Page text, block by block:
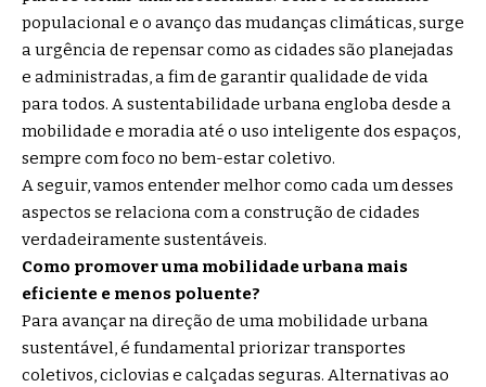
populacional e o avanço das mudanças climáticas, surge
a urgência de repensar como as cidades são planejadas
e administradas, a fim de garantir qualidade de vida
para todos. A sustentabilidade urbana engloba desde a
mobilidade e moradia até o uso inteligente dos espaços,
sempre com foco no bem-estar coletivo.
A seguir, vamos entender melhor como cada um desses
aspectos se relaciona com a construção de cidades
verdadeiramente sustentáveis.
Como promover uma mobilidade urbana mais
eficiente e menos poluente?
Para avançar na direção de uma mobilidade urbana
sustentável, é fundamental priorizar transportes
coletivos, ciclovias e calçadas seguras. Alternativas ao